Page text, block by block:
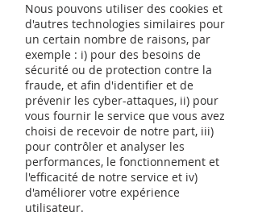
Nous pouvons utiliser des cookies et
d'autres technologies similaires pour
un certain nombre de raisons, par
exemple : i) pour des besoins de
sécurité ou de protection contre la
fraude, et afin d'identifier et de
prévenir les cyber-attaques, ii) pour
vous fournir le service que vous avez
choisi de recevoir de notre part, iii)
pour contrôler et analyser les
performances, le fonctionnement et
l'efficacité de notre service et iv)
d'améliorer votre expérience
utilisateur.